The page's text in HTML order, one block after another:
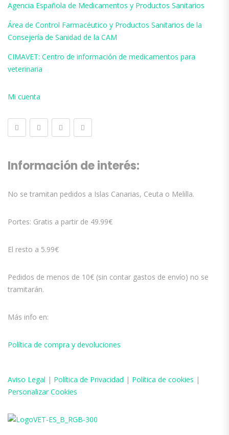
Agencia Española de Medicamentos y Productos Sanitarios
Área de Control Farmacéutico y Productos Sanitarios de la
Consejería de Sanidad de la CAM
CIMAVET: Centro de información de medicamentos para
veterinaria
Mi cuenta
Información de interés:
No se tramitan pedidos a Islas Canarias, Ceuta o Melilla.
Portes: Gratis a partir de 49.99€
El resto a 5.99€
Pedidos de menos de 10€ (sin contar gastos de envío) no se
tramitarán.
Más info en:
Política de compra y devoluciones
Aviso Legal | Política de Privacidad | Política de cookies |
Personalizar Cookies